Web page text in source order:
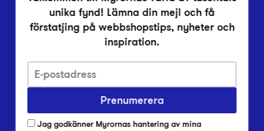
Integritetsskyddspolicy
Har du frågor om onlineköp, leverans eller retur?
Har du frågor om vår verksamhet?
unika fynd! Lämna din mejl och få
förstatjing på webbshopstips, nyheter och
inspiration.
Prenumerera
Jag godkänner Myrornas hantering av mina